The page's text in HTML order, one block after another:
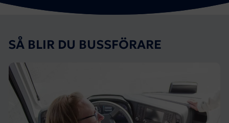
SÅ BLIR DU BUSSFÖRARE